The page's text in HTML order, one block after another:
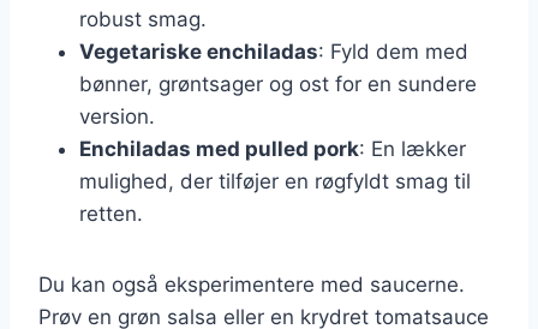
robust smag.
Vegetariske enchiladas: Fyld dem med
bønner, grøntsager og ost for en sundere
version.
Enchiladas med pulled pork: En lækker
mulighed, der tilføjer en røgfyldt smag til
retten.
Du kan også eksperimentere med saucerne.
Prøv en grøn salsa eller en krydret tomatsauce